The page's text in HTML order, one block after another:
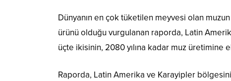
Dünyanın en çok tüketilen meyvesi olan
ürünü olduğu vurgulanan raporda, Latin
üçte ikisinin, 2080 yılına kadar muz
Raporda, Latin Amerika ve Karayipler